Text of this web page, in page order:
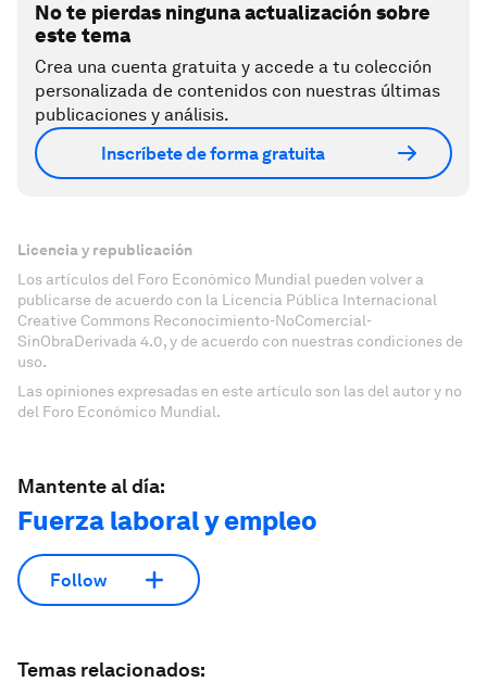
No te pierdas ninguna actualización sobre
este tema
Crea una cuenta gratuita y accede a tu colección
personalizada de contenidos con nuestras últimas
publicaciones y análisis.
Inscríbete de forma gratuita
Licencia y republicación
Los artículos del Foro Económico Mundial pueden volver a
publicarse de acuerdo con la Licencia Pública Internacional
Creative Commons Reconocimiento-NoComercial-
SinObraDerivada 4.0, y de acuerdo con nuestras condiciones de
uso.
Las opiniones expresadas en este artículo son las del autor y no
del Foro Económico Mundial.
Mantente al día:
Fuerza laboral y empleo
Follow
Temas relacionados: